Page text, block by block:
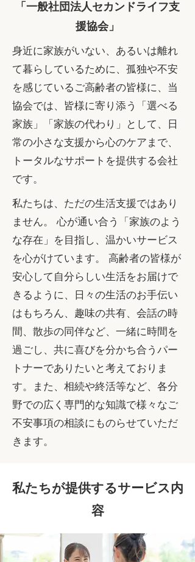
「一般社団法人セカンドライフ支
援協会」
身近に家族がいない、あるいは離れ
て暮らしているために、孤独や不安
を感じているご高齢者の皆様に、当
協会では、皆様に寄り添う「選べる
家族」「家族の代わり」として、日
常の小さな支援から心のケアまで、
トータルなサポートを提供する会社
です。
私たちは、ただの生活支援ではあり
ません。 心が通い合う「家族のよう
な存在」を目指し、温かいサービス
を心がけています。 高齢者の皆様が
安心して自分らしい生活をお届けで
きるように、日々の生活のお手伝い
はもちろん、趣味の共有、会話の時
間、散歩の同伴など、一緒に時間を
過ごし、共に喜びを分かち合うパー
トナーでありたいと考えておりま
す。また、相続や終活等など、各分
野での広く専門的な知識で様々なご
不安事項の相談にものらせていただ
きます。
私たちが提供するサービス内
容